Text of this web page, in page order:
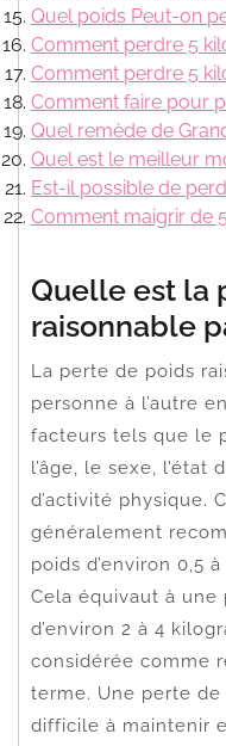
Quel poids Peut-on
Comment perdre 5
Comment perdre 5
Comment faire pour
Quel remède de
Quel est le meilleur
Est-il possible de
Comment maigrir de
Quelle est la
raisonnable
La perte de poids
personne à l’autre
facteurs tels que le
l’âge, le sexe,
d’activité physique.
généralement
poids d’environ 0,5
Cela équivaut à
d’environ 2 à 4
considérée comme
terme. Une perte
difficile à maintenir